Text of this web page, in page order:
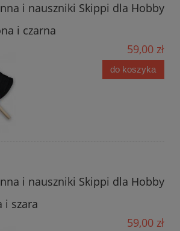
i nauszniki Skippi dla Hobby
i czarna
59,00 zł
do koszyka
i nauszniki Skippi dla Hobby
i szara
59,00 zł